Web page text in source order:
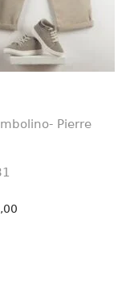
Pierre